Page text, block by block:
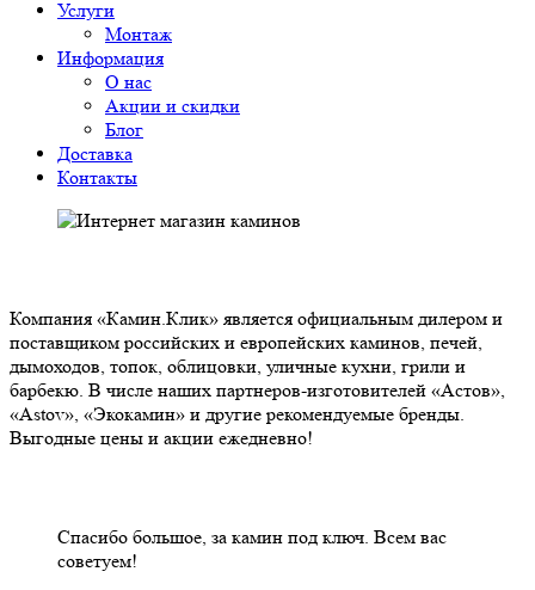
Услуги
Монтаж
Информация
О нас
Акции и скидки
Блог
Доставка
Контакты
Компания «Камин.Клик» является официальным дилером и
поставщиком российских и европейских каминов, печей,
дымоходов, топок, облицовки, уличные кухни, грили и
барбекю. В числе наших партнеров-изготовителей «Астов»,
«Astov», «Экокамин» и другие рекомендуемые бренды.
Выгодные цены и акции ежедневно!
Спасибо большое, за камин под ключ. Всем вас
советуем!